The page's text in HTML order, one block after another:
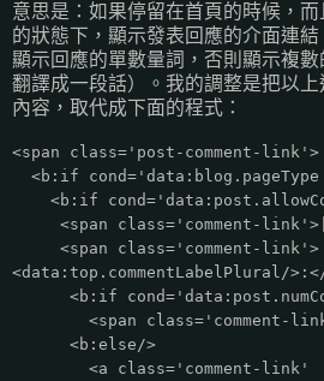
意思是：如果停留在首頁的時候，
的狀態下，顯示發表回應的介面連結
顯示回應的單數量詞，否則顯示複
翻譯成一段話）。我的調整是把以
內容，取代成下面的程式：
<span class='post-comment-link'>
<b:if
<b:if
<span class='comment-
<span class='comment-link'>
<data:top.commentLabelPlural/
<b:if
<span class='comment-
<b:else/>
<a class='comment-link'